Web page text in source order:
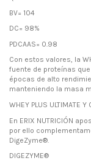
BV= 104
DC= 98%
PDCAAS= 0.98
Con estos valores, la
fuente de proteínas
épocas de alto
manteniendo la masa
WHEY PLUS ULTIMATE Y
En ERIX NUTRICIÓN
por ello
DigeZyme®.
DIGEZYME®